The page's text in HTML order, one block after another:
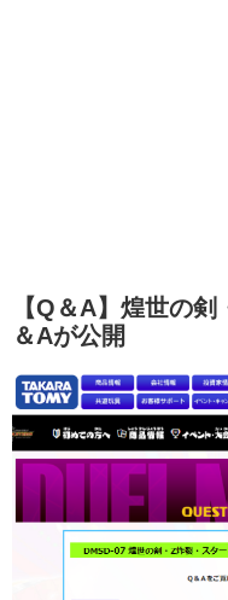
【Q＆A】煌世の
＆Aが公開